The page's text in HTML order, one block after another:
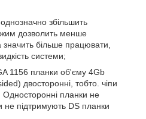
збільшить
дозволить менше
більше працювати,
системи;
1156 планки об'єму 4Gb
двосторонні, тобто. чіпи
Односторонні планки не
не підтримують DS планки